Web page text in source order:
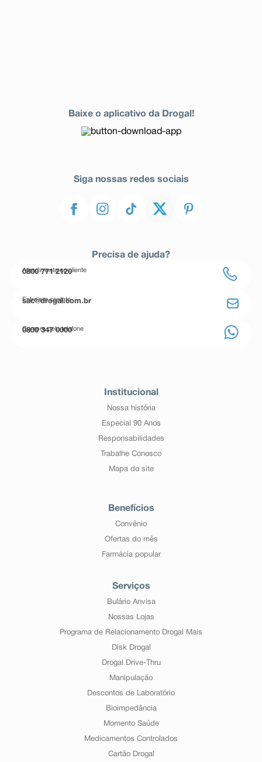
Baixe o aplicativo da Drogal!
Siga nossas redes sociais
Precisa de ajuda?
Atendimento ao cliente
0800 771 2120
Entre em contato
sac@drogal.com.br
Compre pelo telefone
0800 347 0000
Institucional
Nossa história
Especial 90 Anos
Responsabilidades
Trabalhe Conosco
Mapa do site
Benefícios
Convênio
Ofertas do mês
Farmácia popular
Serviços
Bulário Anvisa
Nossas Lojas
Programa de Relacionamento Drogal Mais
Disk Drogal
Drogal Drive-Thru
Manipulação
Descontos de Laboratório
Bioimpedância
Momento Saúde
Medicamentos Controlados
Cartão Drogal